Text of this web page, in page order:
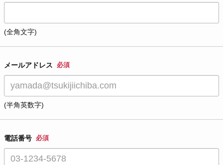
(全角文字)
メールアドレス 必須
(半角英数字)
電話番号 必須